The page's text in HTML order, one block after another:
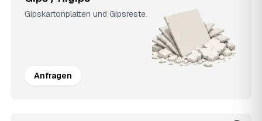
Gipskartonplatten und Gipsreste.
Anfragen